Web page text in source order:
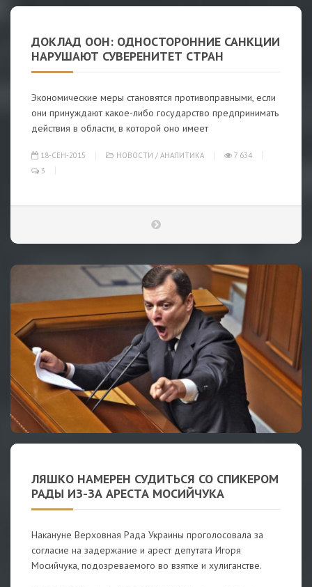
ДОКЛАД ООН: ОДНОСТОРОННИЕ САНКЦИИ
НАРУШАЮТ СУВЕРЕНИТЕТ СТРАН
Экономические меры становятся противоправными, если
они принуждают какое-либо государство предпринимать
действия в области, в которой оно имеет
18-СЕН-2015 НОВОСТИ / АНАЛИТИКА
7 634
3
ЛЯШКО НАМЕРЕН СУДИТЬСЯ СО СПИКЕРОМ
РАДЫ ИЗ-ЗА АРЕСТА МОСИЙЧУКА
Накануне Верховная Рада Украины проголосовала за
согласие на задержание и арест депутата Игоря
Мосийчука, подозреваемого во взятке и хулиганстве.